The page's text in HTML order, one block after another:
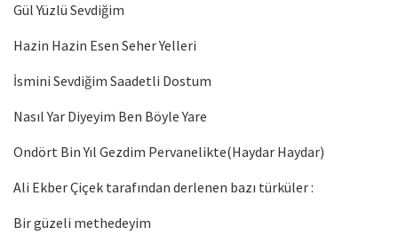
Gül Yüzlü Sevdiğim
Hazin Hazin Esen Seher Yelleri
İsmini Sevdiğim Saadetli Dostum
Nasıl Yar Diyeyim Ben Böyle Yare
Ondört Bin Yıl Gezdim Pervanelikte(Haydar Haydar)
Ali Ekber Çiçek tarafından derlenen bazı türküler :
Bir güzeli methedeyim